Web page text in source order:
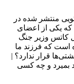
منتشر شده در
یکی از اعضای
کاتس وزیر جنگ
است که فرزند ما
قرار ندارد؟ |
بمیرد و چه کسی